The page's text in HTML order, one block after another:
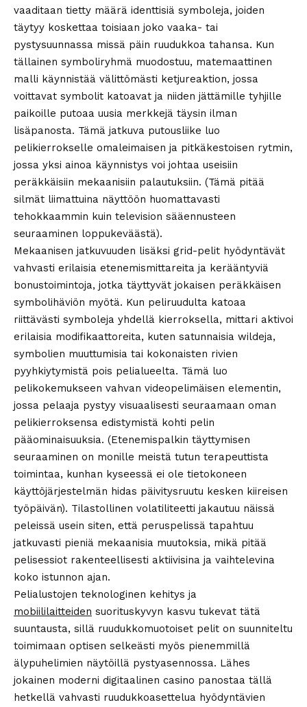
vaaditaan tietty määrä identtisiä symboleja, joiden
täytyy koskettaa toisiaan joko vaaka- tai
pystysuunnassa missä päin ruudukkoa tahansa. Kun
tällainen symboliryhmä muodostuu, matemaattinen
malli käynnistää välittömästi ketjureaktion, jossa
voittavat symbolit katoavat ja niiden jättämille tyhjille
paikoille putoaa uusia merkkejä täysin ilman
lisäpanosta. Tämä jatkuva putousliike luo
pelikierrokselle omaleimaisen ja pitkäkestoisen rytmin,
jossa yksi ainoa käynnistys voi johtaa useisiin
peräkkäisiin mekaanisiin palautuksiin. (Tämä pitää
silmät liimattuina näyttöön huomattavasti
tehokkaammin kuin television sääennusteen
seuraaminen loppukeväästä).
Mekaanisen jatkuvuuden lisäksi grid-pelit hyödyntävät
vahvasti erilaisia etenemismittareita ja kerääntyviä
bonustoimintoja, jotka täyttyvät jokaisen peräkkäisen
symbolihäviön myötä. Kun peliruudulta katoaa
riittävästi symboleja yhdellä kierroksella, mittari aktivoi
erilaisia modifikaattoreita, kuten satunnaisia wildeja,
symbolien muuttumisia tai kokonaisten rivien
pyyhkiytymistä pois pelialueelta. Tämä luo
pelikokemukseen vahvan videopelimäisen elementin,
jossa pelaaja pystyy visuaalisesti seuraamaan oman
pelikierroksensa edistymistä kohti pelin
pääominaisuuksia. (Etenemispalkin täyttymisen
seuraaminen on monille meistä tutun terapeuttista
toimintaa, kunhan kyseessä ei ole tietokoneen
käyttöjärjestelmän hidas päivitysruutu kesken kiireisen
työpäivän). Tilastollinen volatiliteetti jakautuu näissä
peleissä usein siten, että peruspelissä tapahtuu
jatkuvasti pieniä mekaanisia muutoksia, mikä pitää
pelisessiot rakenteellisesti aktiivisina ja vaihtelevina
koko istunnon ajan.
Pelialustojen teknologinen kehitys ja
mobiililaitteiden suorituskyvyn kasvu tukevat tätä
suuntausta, sillä ruudukkomuotoiset pelit on suunniteltu
toimimaan optisen selkeästi myös pienemmillä
älypuhelimien näytöillä pystyasennossa. Lähes
jokainen moderni digitaalinen casino panostaa tällä
hetkellä vahvasti ruudukkoasettelua hyödyntävien